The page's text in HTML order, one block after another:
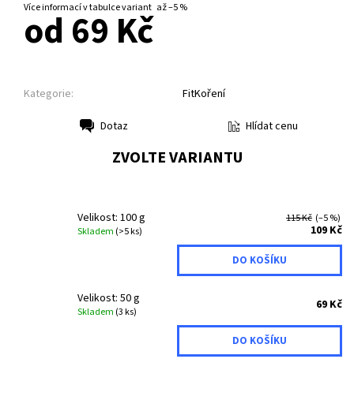
Více informací v tabulce variant až–5 %
od 69 Kč
Kategorie: FitKoření
Dotaz Hlídat cenu
ZVOLTE VARIANTU
Velikost: 100 g
Skladem (>5 ks)
115 Kč (–5 %)
109 Kč
Velikost: 50 g
Skladem (3 ks) 69 Kč